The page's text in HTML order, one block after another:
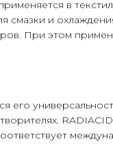
в
и
При этом
его